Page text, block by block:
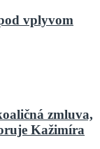
vplyvom
zmluva,
Kažimíra